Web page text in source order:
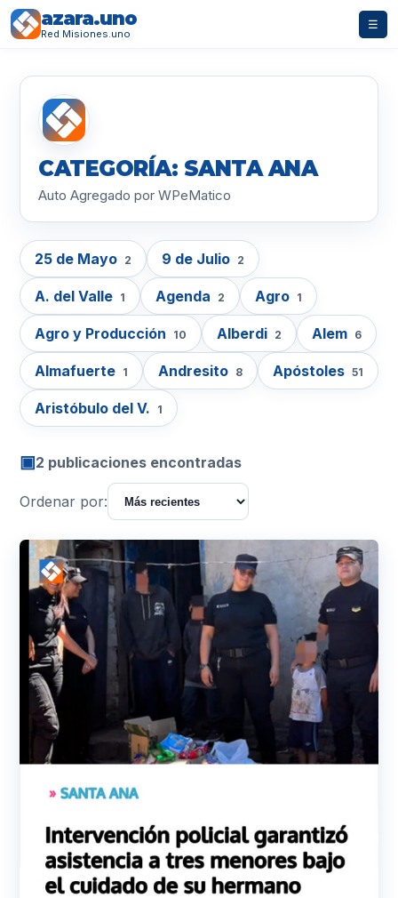
azara.uno
Red Misiones.uno
☰
CATEGORÍA: SANTA ANA
Auto Agregado por WPeMatico
25 de Mayo 2 9 de Julio 2
A. del Valle 1 Agenda 2 Agro 1
Agro y Producción 10 Alberdi 2 Alem 6
Almafuerte 1 Andresito 8 Apóstoles 51
Aristóbulo del V. 1
▣2 publicaciones encontradas
Ordenar por: